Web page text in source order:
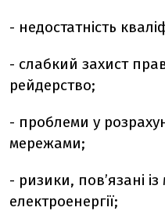
- недостатність
- слабкий захист
рейдерство;
- проблеми у
мережами;
- ризики, пов’язані
електроенергії;